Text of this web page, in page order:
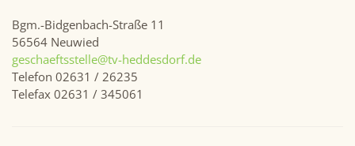
Bgm.-Bidgenbach-Straße 11
56564 Neuwied
geschaeftsstelle@tv-heddesdorf.de
Telefon 02631 / 26235
Telefax 02631 / 345061